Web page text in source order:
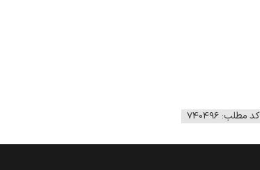
کد مطلب: 740496